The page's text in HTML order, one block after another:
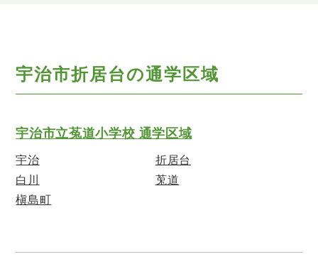
宇治市折居台の通学区域
宇治市立菟道小学校 通学区域
宇治
折居台
白川
莵道
槇島町